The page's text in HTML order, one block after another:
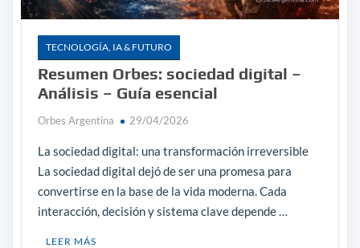
TECNOLOGÍA, IA & FUTURO
Resumen Orbes: sociedad digital –
Análisis – Guía esencial
Orbes Argentina 29/04/2026
La sociedad digital: una transformación irreversible
La sociedad digital dejó de ser una promesa para
convertirse en la base de la vida moderna. Cada
interacción, decisión y sistema clave depende …
LEER MÁS